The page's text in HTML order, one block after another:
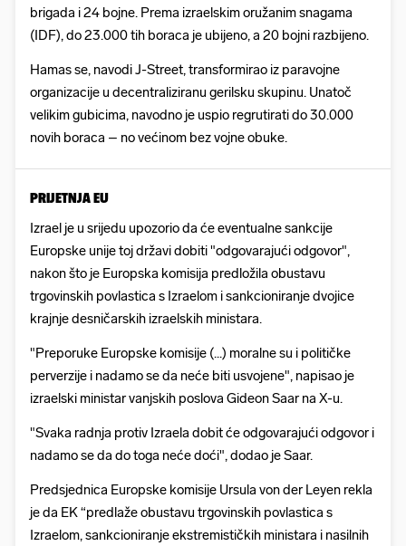
brigada i 24 bojne. Prema izraelskim oružanim snagama
(IDF), do 23.000 tih boraca je ubijeno, a 20 bojni razbijeno.
Hamas se, navodi J-Street, transformirao iz paravojne
organizacije u decentraliziranu gerilsku skupinu. Unatoč
velikim gubicima, navodno je uspio regrutirati do 30.000
novih boraca – no većinom bez vojne obuke.
PRIJETNJA EU
Izrael je u srijedu upozorio da će eventualne sankcije
Europske unije toj državi dobiti "odgovarajući odgovor",
nakon što je Europska komisija predložila obustavu
trgovinskih povlastica s Izraelom i sankcioniranje dvojice
krajnje desničarskih izraelskih ministara.
"Preporuke Europske komisije (...) moralne su i političke
perverzije i nadamo se da neće biti usvojene", napisao je
izraelski ministar vanjskih poslova Gideon Saar na X-u.
"Svaka radnja protiv Izraela dobit će odgovarajući odgovor i
nadamo se da do toga neće doći", dodao je Saar.
Predsjednica Europske komisije Ursula von der Leyen rekla
je da EK “predlaže obustavu trgovinskih povlastica s
Izraelom, sankcioniranje ekstremističkih ministara i nasilnih